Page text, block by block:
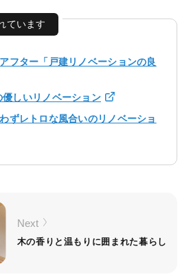
ています
フター「戸建リノベーションの良
しいリノベーション
ずレトロな風合いのリノベーショ
Next
木の香りと温もりに囲まれた暮らし